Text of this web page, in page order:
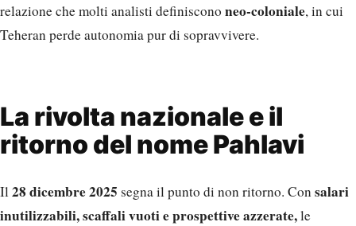
relazione che molti analisti definiscono neo-coloniale, in cui
Teheran perde autonomia pur di sopravvivere.
La rivolta nazionale e il
ritorno del nome Pahlavi
Il28 dicembre 2025 segna il punto di non ritorno. Consalari
inutilizzabili, scaffali vuoti e prospettive azzerate,le